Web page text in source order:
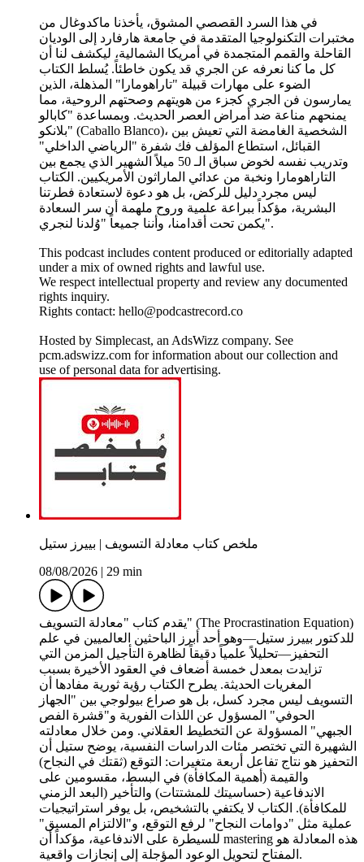
في هذا السرد القصصي المشوق، يأخذنا ماكدوغال من
مختبرات التكنولوجيا المتقدمة في جامعة هارفارد إلى الوديان
القاحلة والقمم المتجمدة في أمريكا الشمالية، ليكشف لنا أن
كل ما كنا نعرفه عن الجري قد يكون خاطئاً. يُسلط الكتاب
الضوء على مهارات قبيلة "تاراهومارا" المذهلة، الذين
يمارسون فن الجري كجزء من هويتهم وصحتهم الروحية، مما
يمنحهم مناعة ضد أمراض العصر الحديث. وبمساعدة "كابالو
بلانكو" (Caballo Blanco)، الشخصية الغامضة التي تعيش بين
القبائل، استطاع المؤلف فك شفرة "الرياضي الداخلي"
وتدريب نفسه لخوض سباق الـ 50 ميلاً الشهير الذي يجمع بين
التاراهومارا ونخبة من عدائي الماراثون الأمريكيين. الكتاب
ليس مجرد دليل للركض، بل هو دعوة لاستعادة فطرتنا
البشرية، مؤكداً ببراعة علمية وروح ملهمة أن سر السعادة
يكمن تحت أقدامنا، وأننا جميعاً "وُلدنا لنجري".
This podcast includes content produced or editorially adapted
under a mix of owned rights and lawful use.
We respect intellectual property and review any documented
rights inquiry.
Rights contact: hello@podcastrecord.co
Hosted by Simplecast, an AdsWizz company. See
pcm.adswizz.com for information about our collection and
use of personal data for advertising.
ملخص كتاب معادلة التسويف | بييرز ستيل
08/08/2026 | 29 min
يقدم كتاب "معادلة التسويف" (The Procrastination Equation)
للدكتور بييرز ستيل—وهو أحد أبرز الباحثين العالميين في علم
التحفيز—تحليلاً علمياً دقيقاً لظاهرة التأجيل المزمن التي
تزايدت بمعدل خمسة أضعاف في العقود الأخيرة بسبب
المغريات الحديثة. يطرح الكتاب رؤية ثورية مفادها أن
التسويف ليس مجرد كسل، بل هو صراع بيولوجي بين "الجهاز
الحوفي" المسؤول عن اللذات الفورية و"قشرة الفص
الجبهي" المسؤولة عن التخطيط العقلاني. ومن خلال معادلته
الشهيرة التي تختصر مئات الدراسات النفسية، يوضح ستيل أن
التحفيز هو نتاج تفاعل أربعة متغيرات: التوقع (ثقتك في النجاح)
والقيمة (أهمية المكافأة) في البسط، مقسومين على
الاندفاعية (حساسيتك للمشتتات) والتأخير (البعد الزمني
للمكافأة). الكتاب لا يكتفي بالتشخيص، بل يوفر استراتيجيات
عملية مثل "دوامات النجاح" لرفع التوقع، و"الالتزام المسبق"
للسيطرة على الاندفاعية، مؤكداً أن mastering هذه المعادلة هو
المفتاح لتحويل الوعود المؤجلة إلى إنجازات واقعية.